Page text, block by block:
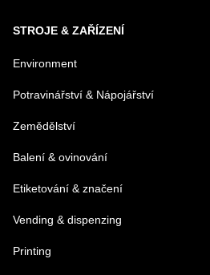
STROJE & ZAŘÍZENÍ
Environment
Potravinářství & Nápojářství
Zemědělství
Balení & ovinování
Etiketování & značení
Vending & dispenzing
Printing